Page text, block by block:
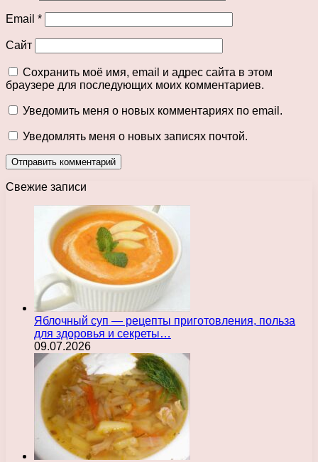
Email *
Сайт
Сохранить моё имя, email и адрес сайта в этом
браузере для последующих моих комментариев.
Уведомить меня о новых комментариях по email.
Уведомлять меня о новых записях почтой.
Свежие записи
Яблочный суп — рецепты приготовления, польза
для здоровья и секреты…
09.07.2026